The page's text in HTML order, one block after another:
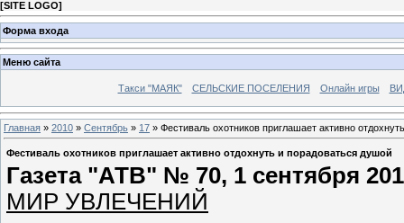
[SITE LOGO]
Форма входа
Меню сайта
Такси "МАЯК" СЕЛЬСКИЕ ПОСЕЛЕНИЯ Онлайн игры
Главная » 2010 » Сентябрь » 17 » Фестиваль охотников приглашает активно
Фестиваль охотников приглашает активно отдохнуть и порадоваться душой
Газета "АТВ" № 70, 1 сентября
МИР УВЛЕЧЕНИЙ